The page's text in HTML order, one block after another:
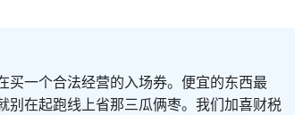
买一个合法经营的入场券。便宜的东西最
别在起跑线上省那三瓜俩枣。我们加喜财税